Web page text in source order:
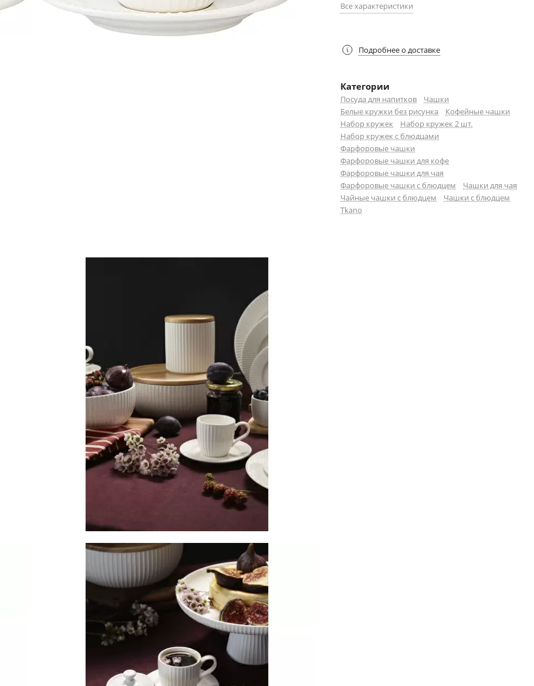
Все характеристики
Подробнее о доставке
Категории
Посуда для напитков
Чашки
Белые кружки без рисунка
Кофейные чашки
Набор кружек
Набор кружек 2 шт.
Набор кружек с блюдцами
Фарфоровые чашки
Фарфоровые чашки для кофе
Фарфоровые чашки для чая
Фарфоровые чашки с блюдцем
Чашки для чая
Чайные чашки с блюдцем
Чашки с блюдцем
Tkano